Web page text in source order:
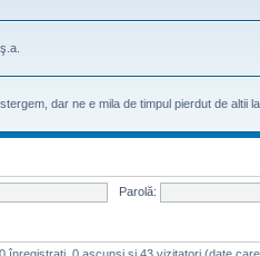
dar ne e mila de timpul pierdut de altii
Parolă:
înregistrați, 0 ascunși și 43 vizitatori (date